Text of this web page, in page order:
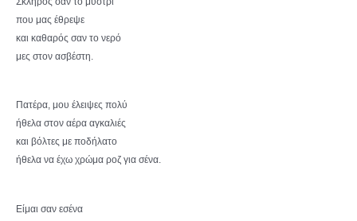
που μας έθρεψε
και καθαρός σαν το νερό
μες στον ασβέστη.
Πατέρα, μου έλειψες πολύ
ήθελα στον αέρα αγκαλιές
και βόλτες με ποδήλατο
ήθελα να έχω χρώμα ροζ για σένα.
Είμαι σαν εσένα